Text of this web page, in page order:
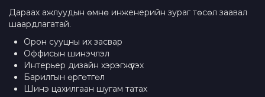
Дараах ажлуудын өмнө инженерийн зураг төсөл заавал
шаардлагатай.
Орон сууцны их засвар
Оффисын шинэчлэл
Интерьер дизайн хэрэгжүүлэх
Барилгын өргөтгөл
Шинэ цахилгаан шугам татах